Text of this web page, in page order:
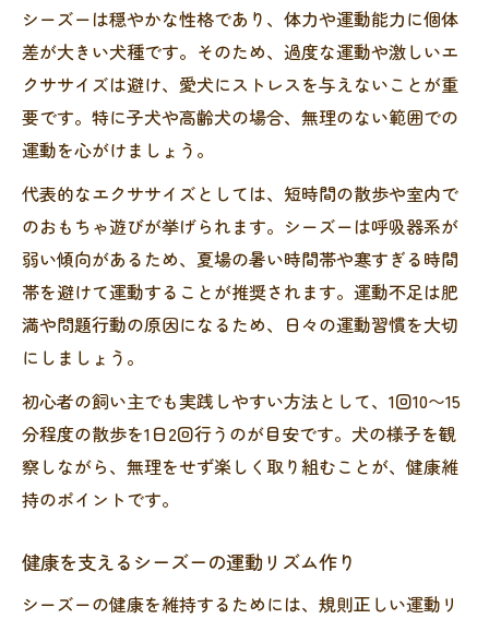
シーズーは穏やかな性格であり、体力や運動能力に個体
差が大きい犬種です。そのため、過度な運動や激しいエ
クササイズは避け、愛犬にストレスを与えないことが重
要です。特に子犬や高齢犬の場合、無理のない範囲での
運動を心がけましょう。
代表的なエクササイズとしては、短時間の散歩や室内で
のおもちゃ遊びが挙げられます。シーズーは呼吸器系が
弱い傾向があるため、夏場の暑い時間帯や寒すぎる時間
帯を避けて運動することが推奨されます。運動不足は肥
満や問題行動の原因になるため、日々の運動習慣を大切
にしましょう。
初心者の飼い主でも実践しやすい方法として、1回10〜15
分程度の散歩を1日2回行うのが目安です。犬の様子を観
察しながら、無理をせず楽しく取り組むことが、健康維
持のポイントです。
健康を支えるシーズーの運動リズム作り
シーズーの健康を維持するためには、規則正しい運動リ